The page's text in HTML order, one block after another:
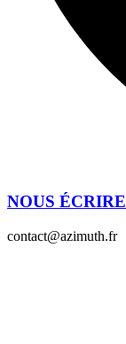
NOUS ÉCRIRE
contact@azimuth.fr